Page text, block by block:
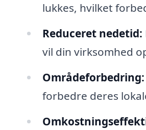
lukkes, hvilket
Reduceret nedetid:
vil din virksomhed
Områdeforbedring:
forbedre deres